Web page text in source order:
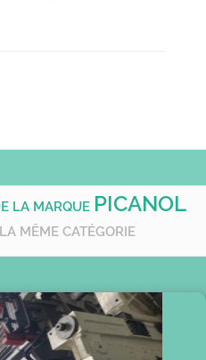
LA MARQUE PICANOL
MÊME CATÉGORIE